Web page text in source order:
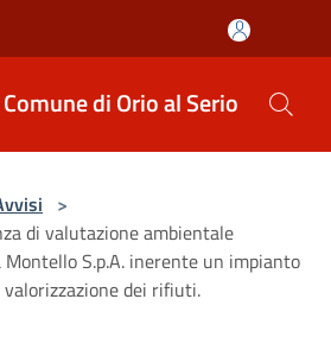
Comune di Orio al Serio
>
di valutazione ambientale
S.p.A. inerente un impianto
dei rifiuti.